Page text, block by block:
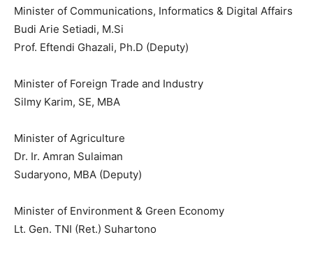
Minister of Communications, Informatics & Digital Affairs
Budi Arie Setiadi, M.Si
Prof. Eftendi Ghazali, Ph.D (Deputy)
Minister of Foreign Trade and Industry
Silmy Karim, SE, MBA
Minister of Agriculture
Dr. Ir. Amran Sulaiman
Sudaryono, MBA (Deputy)
Minister of Environment & Green Economy
Lt. Gen. TNI (Ret.) Suhartono